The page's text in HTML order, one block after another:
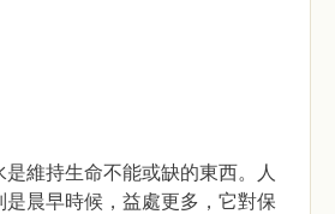
是維持生命不能或缺的東西。人
晨早時候，益處更多，它對保